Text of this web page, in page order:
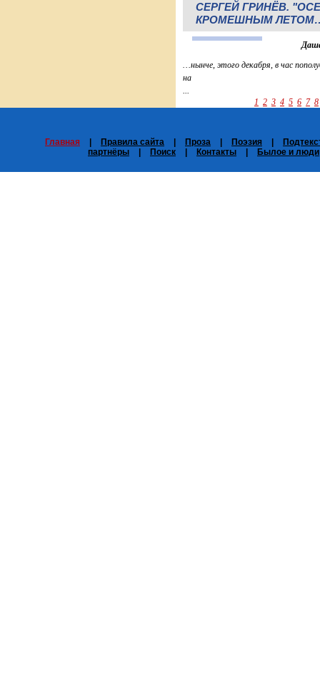
СЕРГЕЙ ГРИНЁВ.
КРОМЕШНЫМ
Даша
…нынче, этого декабря, в час
на
...
1 2 3 4 5 6 7 8
Главная Правила сайта Проза Поэзия
партнёры
Поиск Контакты Былое и люди